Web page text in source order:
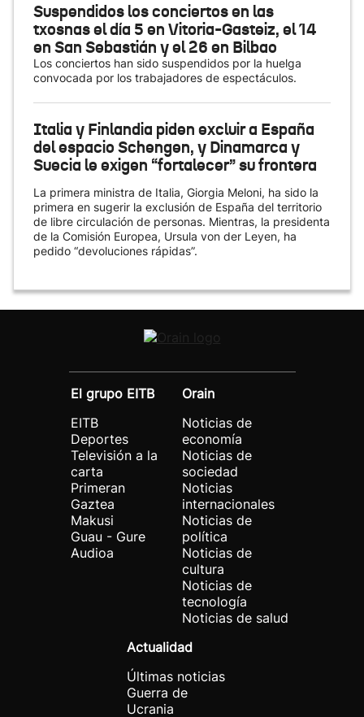
Suspendidos los conciertos en las
txosnas el día 5 en Vitoria-Gasteiz, el 14
en San Sebastián y el 26 en Bilbao
Los conciertos han sido suspendidos por la huelga
convocada por los trabajadores de espectáculos.
Italia y Finlandia piden excluir a España
del espacio Schengen, y Dinamarca y
Suecia le exigen “fortalecer” su frontera
La primera ministra de Italia, Giorgia Meloni, ha sido la
primera en sugerir la exclusión de España del territorio
de libre circulación de personas. Mientras, la presidenta
de la Comisión Europea, Ursula von der Leyen, ha
pedido “devoluciones rápidas”.
El grupo EITB
EITB
Deportes
Televisión a la
carta
Primeran
Gaztea
Makusi
Guau - Gure
Audioa
Orain
Noticias de
economía
Noticias de
sociedad
Noticias
internacionales
Noticias de
política
Noticias de
cultura
Noticias de
tecnología
Noticias de salud
Actualidad
Últimas noticias
Guerra de
Ucrania